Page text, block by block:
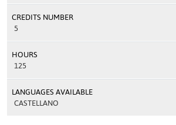
CREDITS NUMBER
5
HOURS
125
LANGUAGES AVAILABLE
CASTELLANO